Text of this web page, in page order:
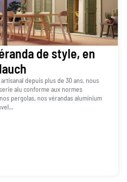
de style, en
depuis plus de 30 ans, nous
alu conforme aux normes
pergolas, nos vérandas aluminium